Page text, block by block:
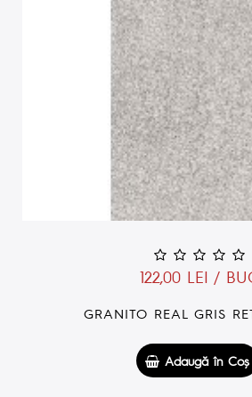
122,00 LEI /
GRANITO REAL GRIS
Adaugă în Coş